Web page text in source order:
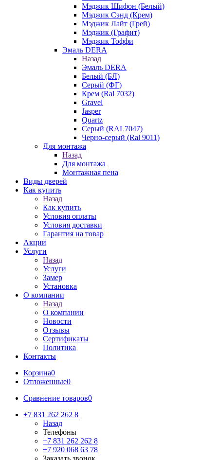
Мэджик Шифон (Белый)
Мэджик Сэнд (Крем)
Мэджик Лайт (Грей)
Мэджик (Графит)
Мэджик Тоффи
Эмаль DERA
Назад
Эмаль DERA
Белый (БЛ)
Серый (ФГ)
Крем (Ral 7032)
Gravel
Jasper
Quartz
Серый (RAL7047)
Черно-серый (Ral 9011)
Для монтажа
Назад
Для монтажа
Монтажная пена
Виды дверей
Как купить
Назад
Как купить
Условия оплаты
Условия доставки
Гарантия на товар
Акции
Услуги
Назад
Услуги
Замер
Установка
О компании
Назад
О компании
Новости
Отзывы
Сертификаты
Политика
Контакты
Корзина0
Отложенные0
Сравнение товаров0
+7 831 262 262 8
Назад
Телефоны
+7 831 262 262 8
+7 920 068 63 78
Заказать звонок